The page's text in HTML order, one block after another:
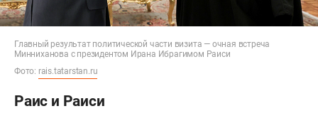
Главный результат политической части визита — очная встреча
Минниханова с президентом Ирана Ибрагимом Раиси
Фото: rais.tatarstan.ru
Раис и Раиси